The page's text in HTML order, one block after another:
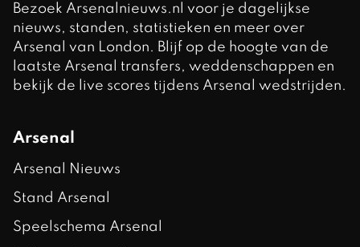
Bezoek Arsenalnieuws.nl voor je dagelijkse
nieuws, standen, statistieken en meer over
Arsenal van London. Blijf op de hoogte van de
laatste Arsenal transfers, weddenschappen en
bekijk de live scores tijdens Arsenal wedstrijden.
Arsenal
Arsenal Nieuws
Stand Arsenal
Speelschema Arsenal